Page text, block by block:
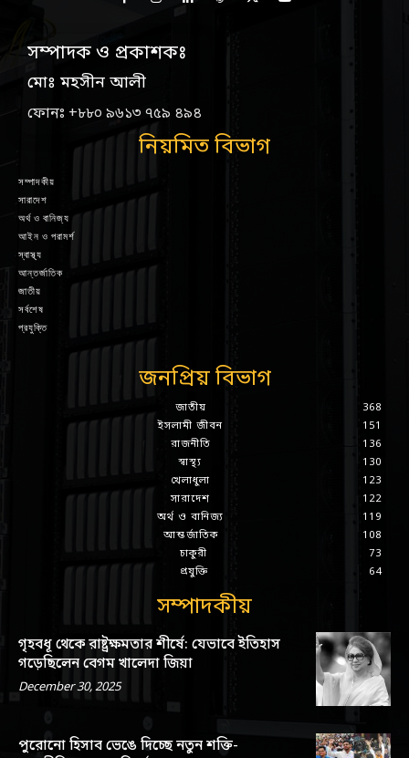
সম্পাদক ও প্রকাশকঃ
মোঃ মহসীন আলী
ফোনঃ +৮৮০ ৯৬১৩ ৭৫৯ ৪৯৪
নিয়মিত বিভাগ
সম্পাদকীয়
সারাদেশ
অর্থ ও বানিজ্য
আইন ও পরামর্শ
স্বাস্থ্য
আন্তর্জাতিক
জাতীয়
সর্বশেষ
প্রযুক্তি
জনপ্রিয় বিভাগ
জাতীয়
368
ইসলামী জীবন
151
রাজনীতি
136
স্বাস্থ্য
130
খেলাধুলা
123
সারাদেশ
122
অর্থ ও বানিজ্য
119
আন্তর্জাতিক
108
চাকুরী
73
প্রযুক্তি
64
সম্পাদকীয়
গৃহবধূ থেকে রাষ্ট্রক্ষমতার শীর্ষে: যেভাবে ইতিহাস
গড়েছিলেন বেগম খালেদা জিয়া
December 30, 2025
পুরোনো হিসাব ভেঙে দিচ্ছে নতুন শক্তি-